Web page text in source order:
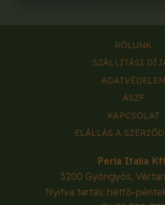
RÓLUNK
SZÁLLÍTÁSI
ADATVÉDELEM
ÁSZF
KAPCSOLAT
ELÁLLÁS A
Perla Italia
3200 Gyöngyös,
Nyitva tartás: hétfő-